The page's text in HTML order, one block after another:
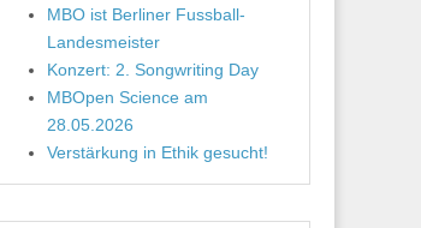
MBO ist Berliner Fussball-
Landesmeister
Konzert: 2. Songwriting Day
MBOpen Science am
28.05.2026
Verstärkung in Ethik gesucht!